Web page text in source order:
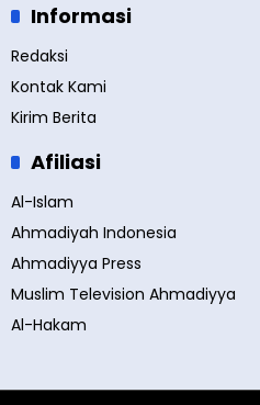
Informasi
Redaksi
Kontak Kami
Kirim Berita
Afiliasi
Al-Islam
Ahmadiyah Indonesia
Ahmadiyya Press
Muslim Television Ahmadiyya
Al-Hakam